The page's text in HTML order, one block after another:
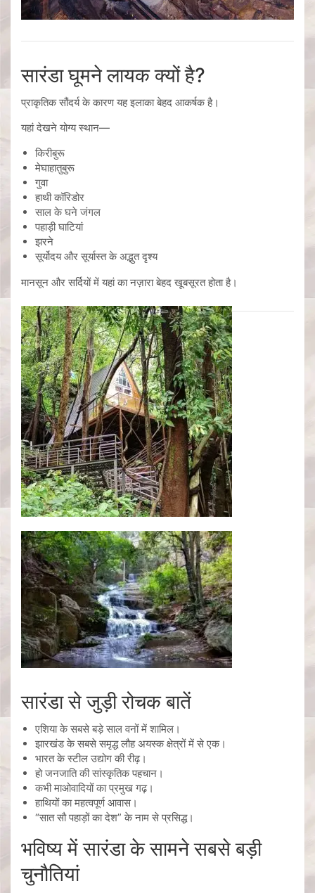
सारंडा घूमने लायक क्यों है?
प्राकृतिक सौंदर्य के कारण यह इलाका बेहद आकर्षक है।
यहां देखने योग्य स्थान—
किरीबुरू
मेघाहातुबुरू
गुवा
हाथी कॉरिडोर
साल के घने जंगल
पहाड़ी घाटियां
झरने
सूर्योदय और सूर्यास्त के अद्भुत दृश्य
मानसून और सर्दियों में यहां का नज़ारा बेहद खूबसूरत होता है।
सारंडा से जुड़ी रोचक बातें
एशिया के सबसे बड़े साल वनों में शामिल।
झारखंड के सबसे समृद्ध लौह अयस्क क्षेत्रों में से एक।
भारत के स्टील उद्योग की रीढ़।
हो जनजाति की सांस्कृतिक पहचान।
कभी माओवादियों का प्रमुख गढ़।
हाथियों का महत्वपूर्ण आवास।
“सात सौ पहाड़ों का देश” के नाम से प्रसिद्ध।
भविष्य में सारंडा के सामने सबसे बड़ी
चुनौतियां